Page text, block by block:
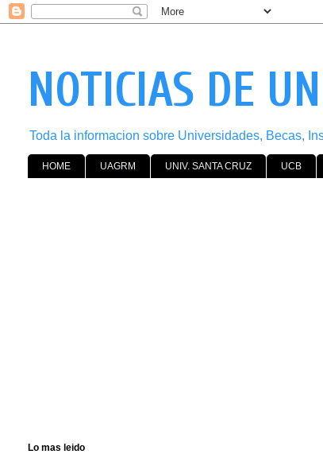
NOTICIAS DE
Toda la informacion sobre Universidades, Becas,
HOME UAGRM UNIV. SANTA CRUZ UCB
Lo mas leido